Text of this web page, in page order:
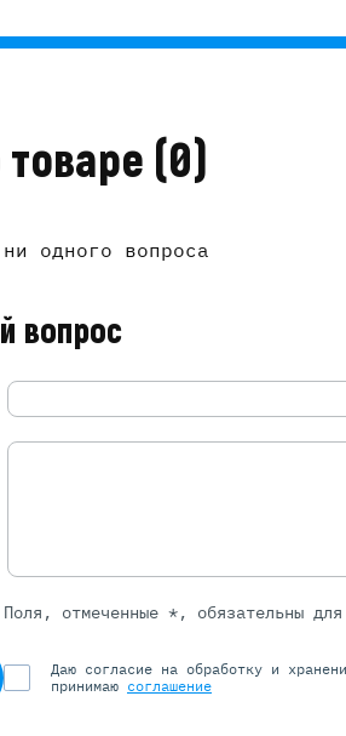
(0)
одного вопроса
вопрос
Поля, отмеченные *, обязательны для
Даю согласие на обработку и
принимаю соглашение